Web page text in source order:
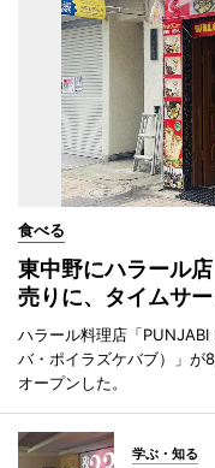
食べる
東中野にハラール
売りに、タイムサ
ハラール料理店「
バ・ポイラズケバブ）」が
オープンした。
学ぶ・知る